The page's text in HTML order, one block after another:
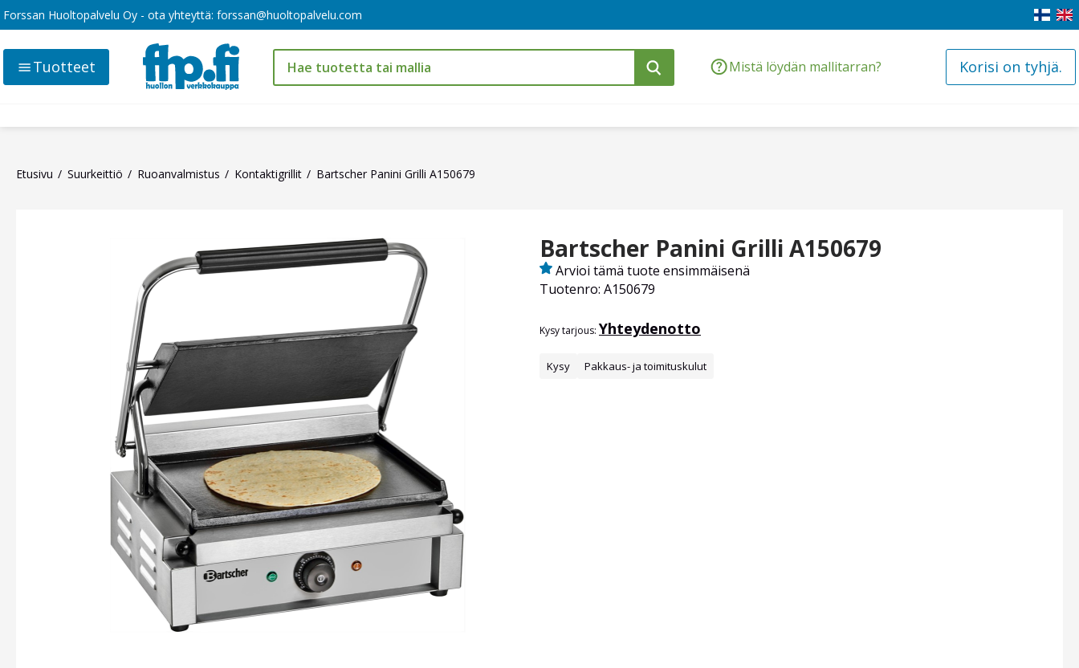
Forssan Huoltopalvelu Oy - ota yhteyttä: forssan@huoltopalvelu.com
Mistä löydän mallitarran? Korisi on tyhjä.
Tuotteet
Etusivu Suurkeittiö Ruoanvalmistus Kontaktigrillit Bartscher Panini Grilli A150679
Bartscher Panini Grilli A150679
Tuotenro: A150679
Arvioi tämä tuote ensimmäisenä
Kysy tarjous: Yhteydenotto
Kysy Pakkaus- ja toimituskulut